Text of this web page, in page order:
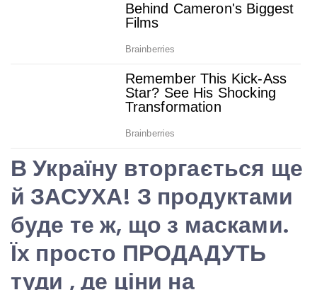
В Україну вторгається ще
й ЗАСУХА! З продуктами
буде те ж, що з масками.
Їх просто ПРОДАДУТЬ
туди , де ціни на